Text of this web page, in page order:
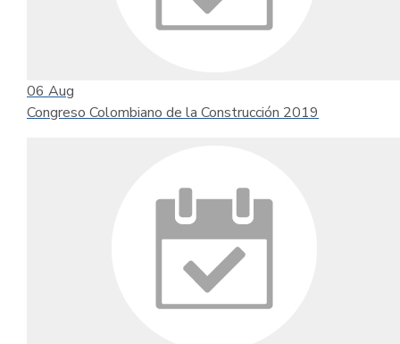
06 Aug
Congreso Colombiano de la Construcción 2019